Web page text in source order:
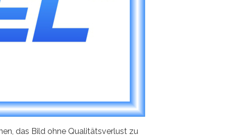
das Bild ohne Qualitätsverlust zu